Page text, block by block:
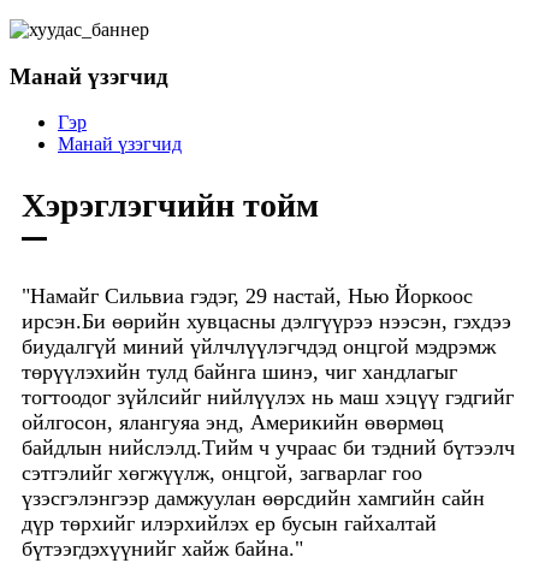
Манай үзэгчид
Гэр
Манай үзэгчид
Хэрэглэгчийн тойм
"Намайг Сильвиа гэдэг, 29 настай, Нью Йоркоос
ирсэн.Би өөрийн хувцасны дэлгүүрээ нээсэн, гэхдээ
биудалгүй миний үйлчлүүлэгчдэд онцгой мэдрэмж
төрүүлэхийн тулд байнга шинэ, чиг хандлагыг
тогтоодог зүйлсийг нийлүүлэх нь маш хэцүү гэдгийг
ойлгосон, ялангуяа энд, Америкийн өвөрмөц
байдлын нийслэлд.Тийм ч учраас би тэдний бүтээлч
сэтгэлийг хөгжүүлж, онцгой, загварлаг гоо
үзэсгэлэнгээр дамжуулан өөрсдийн хамгийн сайн
дүр төрхийг илэрхийлэх ер бусын гайхалтай
бүтээгдэхүүнийг хайж байна."